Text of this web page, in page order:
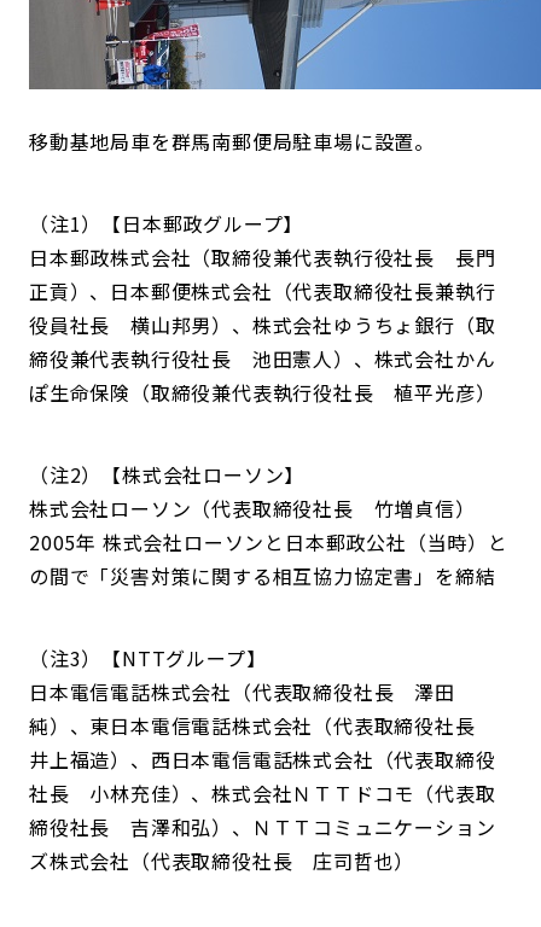
移動基地局車を群馬南郵便局駐車場に設置。
（注1）【日本郵政グループ】
日本郵政株式会社（取締役兼代表執行役社長 長門
正貢）、日本郵便株式会社（代表取締役社長兼執行
役員社長 横山邦男）、株式会社ゆうちょ銀行（取
締役兼代表執行役社長 池田憲人）、株式会社かん
ぽ生命保険（取締役兼代表執行役社長 植平光彦）
（注2）【株式会社ローソン】
株式会社ローソン（代表取締役社長 竹増貞信）
2005年 株式会社ローソンと日本郵政公社（当時）と
の間で「災害対策に関する相互協力協定書」を締結
（注3）【NTTグループ】
日本電信電話株式会社（代表取締役社長 澤田
純）、東日本電信電話株式会社（代表取締役社長
井上福造）、西日本電信電話株式会社（代表取締役
社長 小林充佳）、株式会社ＮＴＴドコモ（代表取
締役社長 吉澤和弘）、ＮＴＴコミュニケーション
ズ株式会社（代表取締役社長 庄司哲也）